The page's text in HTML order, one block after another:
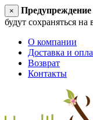
× Предупреждение
будут сохраняться
О компании
Доставка и
Возврат
Контакты